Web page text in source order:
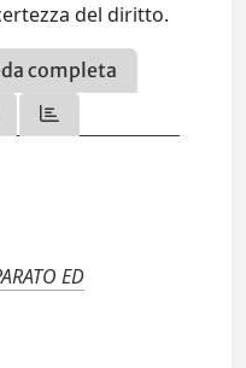
del diritto.
completa
ED